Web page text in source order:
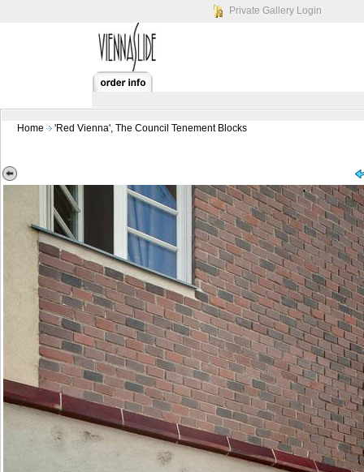
Private Gallery Login
Home 'Red Vienna', The Council Tenement Blocks